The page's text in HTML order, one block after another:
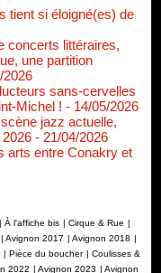
tient si éloigné(es) de
concerts littéraires,
une partition
2026
sans-cervelles
Michel ! - 14/05/2026
jazz actuelle,
- 21/04/2026
arts entre Conakry et
| À l'affiche bis | Cirque & Rue |
| Avignon 2017 | Avignon 2018 |
| Pièce du boucher | Coulisses &
2022 | Avignon 2023 | Avignon